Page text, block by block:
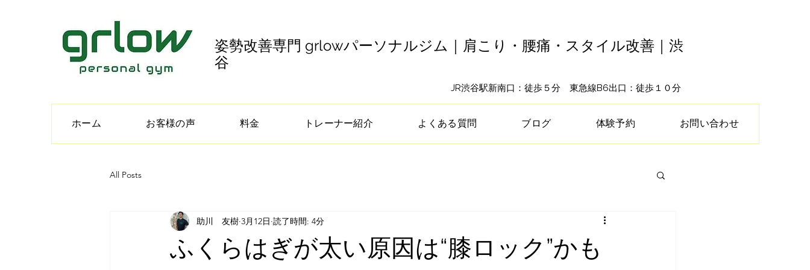
姿勢改善専門 grlowパーソナルジム｜肩こり・腰痛・スタイル改善｜渋
谷
​JR渋谷駅新南口：徒歩５分 東急線B6出口：徒歩１０分
ホーム お客様の声 料金 トレーナー紹介 よくある質問 ブログ 体験予約 お問い合わせ
All Posts
ふくらはぎが太い原因は“膝ロック”かも
助川 友樹 3月12日 読了時間: 4分